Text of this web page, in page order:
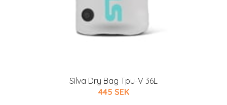
Silva Dry Bag Tpu-V 36L
445 SEK